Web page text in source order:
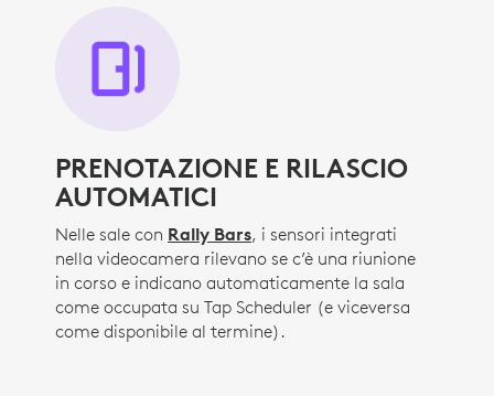
PRENOTAZIONE E RILASCIO
AUTOMATICI
Nelle sale con Rally Bars, i sensori integrati
nella videocamera rilevano se c’è una riunione
in corso e indicano automaticamente la sala
come occupata su Tap Scheduler (e viceversa
come disponibile al termine).